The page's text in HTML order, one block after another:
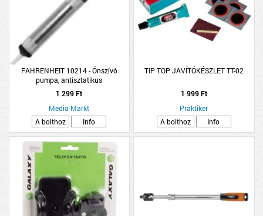
FAHRENHEIT 10214 - Ónszívó
pumpa, antisztatikus
1 299 Ft
Media Markt
A bolthoz
Info
TIP TOP JAVÍTÓKÉSZLET TT-02
1 999 Ft
Praktiker
A bolthoz
Info